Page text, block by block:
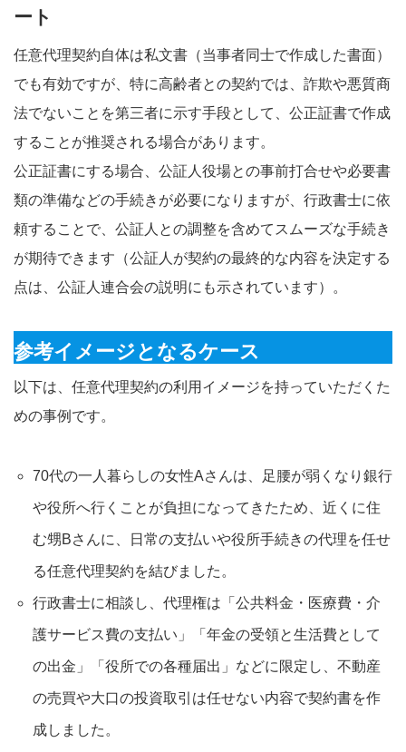
ート
任意代理契約自体は私文書（当事者同士で作成した書面）
でも有効ですが、特に高齢者との契約では、詐欺や悪質商
法でないことを第三者に示す手段として、公正証書で作成
することが推奨される場合があります。
公正証書にする場合、公証人役場との事前打合せや必要書
類の準備などの手続きが必要になりますが、行政書士に依
頼することで、公証人との調整を含めてスムーズな手続き
が期待できます（公証人が契約の最終的な内容を決定する
点は、公証人連合会の説明にも示されています）。
参考イメージとなるケース
以下は、任意代理契約の利用イメージを持っていただくた
めの事例です。
70代の一人暮らしの女性Aさんは、足腰が弱くなり銀行
や役所へ行くことが負担になってきたため、近くに住
む甥Bさんに、日常の支払いや役所手続きの代理を任せ
る任意代理契約を結びました。
行政書士に相談し、代理権は「公共料金・医療費・介
護サービス費の支払い」「年金の受領と生活費として
の出金」「役所での各種届出」などに限定し、不動産
の売買や大口の投資取引は任せない内容で契約書を作
成しました。